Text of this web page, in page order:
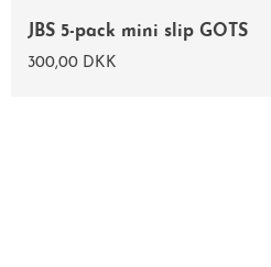
JBS 5-pack mini slip GOTS
300,00 DKK